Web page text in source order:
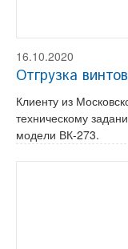
16.10.2020
Отгрузка
Клиенту из
техническому
модели ВК-273.